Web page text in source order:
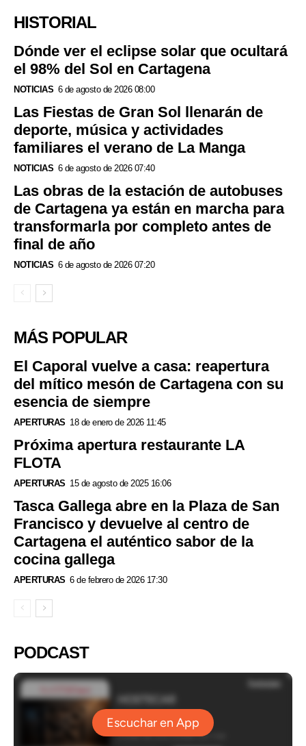
HISTORIAL
Dónde ver el eclipse solar que ocultará
el 98% del Sol en Cartagena
NOTICIAS 6 de agosto de 2026 08:00
Las Fiestas de Gran Sol llenarán de
deporte, música y actividades
familiares el verano de La Manga
NOTICIAS 6 de agosto de 2026 07:40
Las obras de la estación de autobuses
de Cartagena ya están en marcha para
transformarla por completo antes de
final de año
NOTICIAS 6 de agosto de 2026 07:20
MÁS POPULAR
El Caporal vuelve a casa: reapertura
del mítico mesón de Cartagena con su
esencia de siempre
APERTURAS 18 de enero de 2026 11:45
Próxima apertura restaurante LA
FLOTA
APERTURAS 15 de agosto de 2025 16:06
Tasca Gallega abre en la Plaza de San
Francisco y devuelve al centro de
Cartagena el auténtico sabor de la
cocina gallega
APERTURAS 6 de febrero de 2026 17:30
PODCAST